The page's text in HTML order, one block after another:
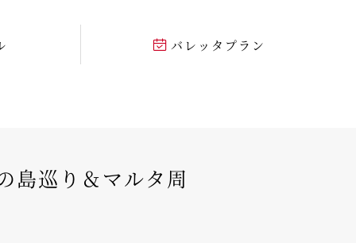
バレッタプラン
島巡り＆マルタ周